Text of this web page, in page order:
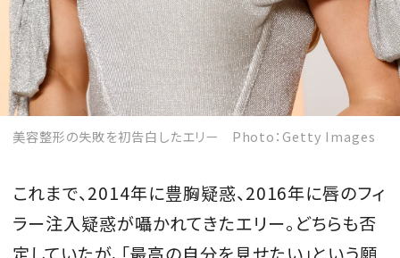
美容整形の失敗を初告白したエリー Photo：Getty Images
これまで、2014年に豊胸疑惑、2016年に唇のフィ
ラー注入疑惑が囁かれてきたエリー。どちらも否